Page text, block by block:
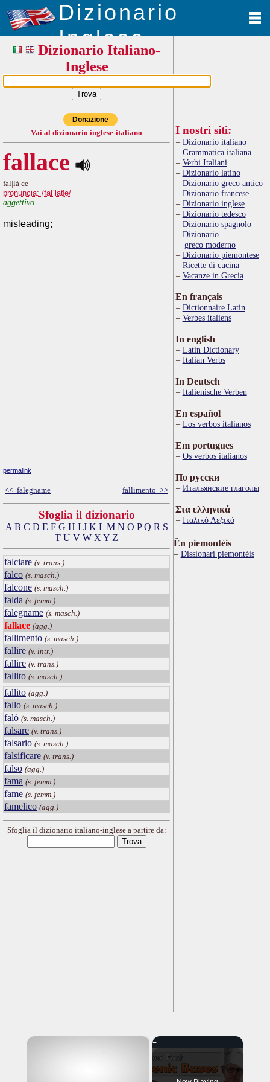
Dizionario
Inglese
Dizionario Italiano-
Inglese
Donazione
Vai al dizionario inglese-italiano
fallace
fal|là|ce
pronuncia: /falˈlaʧe/
aggettivo
misleading;
permalink
<< falegname fallimento >>
Sfoglia il dizionario
A B C D E F G H I J K L M N O P Q R S
T U V W X Y Z
falciare (v. trans.)
falco (s. masch.)
falcone (s. masch.)
falda (s. femm.)
falegname (s. masch.)
fallace (agg.)
fallimento (s. masch.)
fallire (v. intr.)
fallire (v. trans.)
fallito (s. masch.)
fallito (agg.)
fallo (s. masch.)
falò (s. masch.)
falsare (v. trans.)
falsario (s. masch.)
falsificare (v. trans.)
falso (agg.)
fama (s. femm.)
fame (s. femm.)
famelico (agg.)
Sfoglia il dizionario italiano-inglese a partire da:
I nostri siti:
Dizionario italiano
Grammatica italiana
Verbi Italiani
Dizionario latino
Dizionario greco antico
Dizionario francese
Dizionario inglese
Dizionario tedesco
Dizionario spagnolo
Dizionario
greco moderno
Dizionario piemontese
Ricette di cucina
Vacanze in Grecia
En français
Dictionnaire Latin
Verbes italiens
In english
Latin Dictionary
Italian Verbs
In Deutsch
Italienische Verben
En español
Los verbos italianos
Em portugues
Os verbos italianos
По русски
Итальянские глаголы
Στα ελληνικά
Ιταλικό Λεξικό
Ën piemontèis
Dissionari piemontèis
×